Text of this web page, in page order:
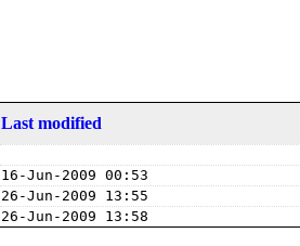
Last modified
16-Jun-2009 00:53
26-Jun-2009 13:55
26-Jun-2009 13:58